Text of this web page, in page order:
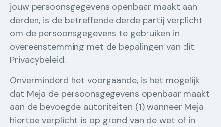
jouw persoonsgegevens openbaar maakt aan
derden, is de betreffende derde partij verplicht
om de persoonsgegevens te gebruiken in
overeenstemming met de bepalingen van dit
Privacybeleid.
Onverminderd het voorgaande, is het mogelijk
dat Meja de persoonsgegevens openbaar maakt
aan de bevoegde autoriteiten (1) wanneer Meja
hiertoe verplicht is op grond van de wet of in